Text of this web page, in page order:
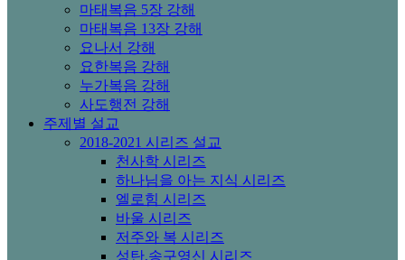
마태복음 5장 강해
마태복음 13장 강해
요나서 강해
요한복음 강해
누가복음 강해
사도행전 강해
주제별 설교
2018-2021 시리즈 설교
천사학 시리즈
하나님을 아는 지식 시리즈
엘로힘 시리즈
바울 시리즈
저주와 복 시리즈
성탄,송구영신 시리즈